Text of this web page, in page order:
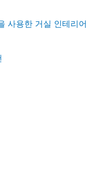
사용한 거실 인테리어